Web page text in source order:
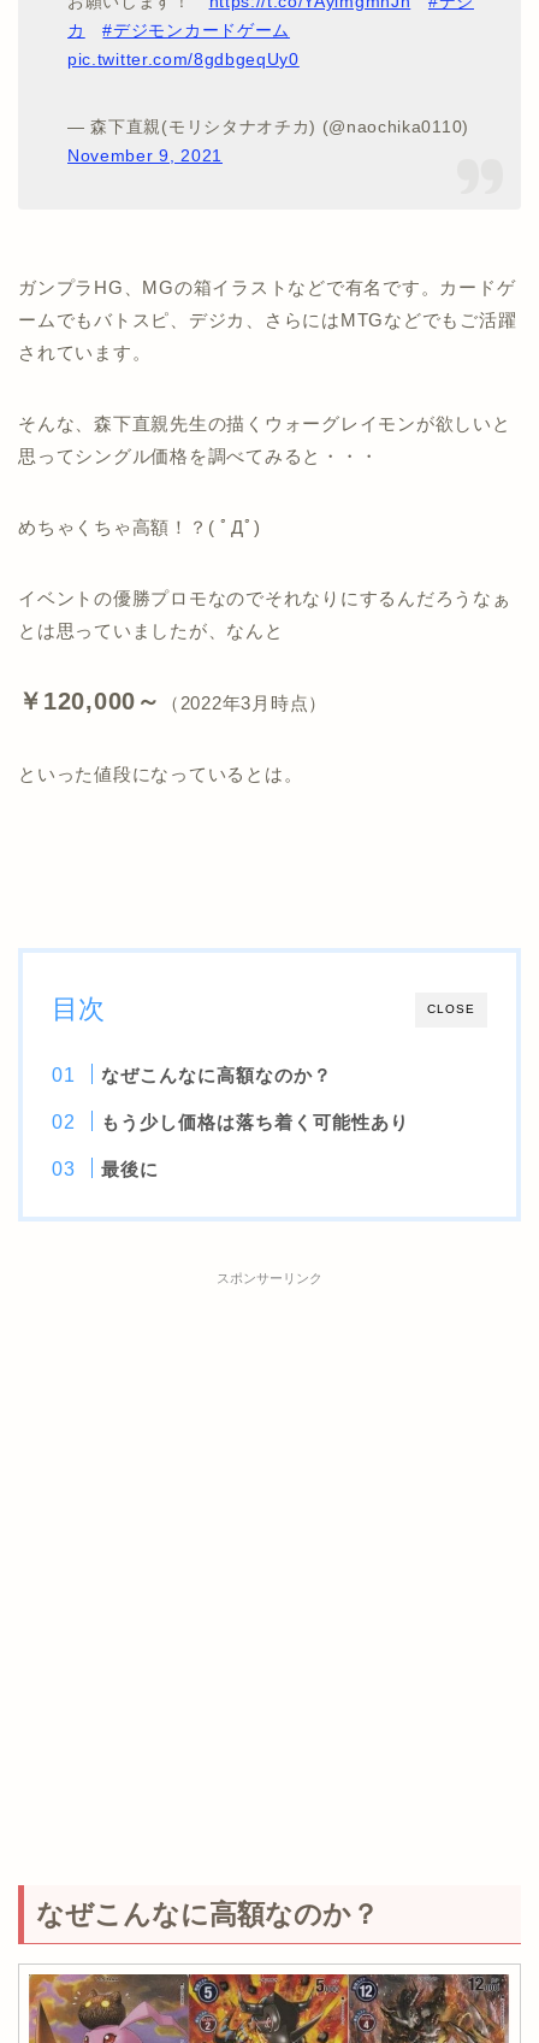
カ
#デジモンカードゲーム
pic.twitter.com/8gdbgeqUy0
— 森下直親(モリシタナオチカ) (@naochika0110)
November 9, 2021
ガンプラHG、MGの箱イラストなどで有名です。カードゲ
ームでもバトスピ、デジカ、さらにはMTGなどでもご活躍
されています。
そんな、森下直親先生の描くウォーグレイモンが欲しいと
思ってシングル価格を調べてみると・・・
めちゃくちゃ高額！？( ﾟДﾟ)
イベントの優勝プロモなのでそれなりにするんだろうなぁ
とは思っていましたが、なんと
￥120,000～ （2022年3月時点）
といった値段になっているとは。
CLOSE
目次
なぜこんなに高額なのか？
もう少し価格は落ち着く可能性あり
最後に
スポンサーリンク
なぜこんなに高額なのか？